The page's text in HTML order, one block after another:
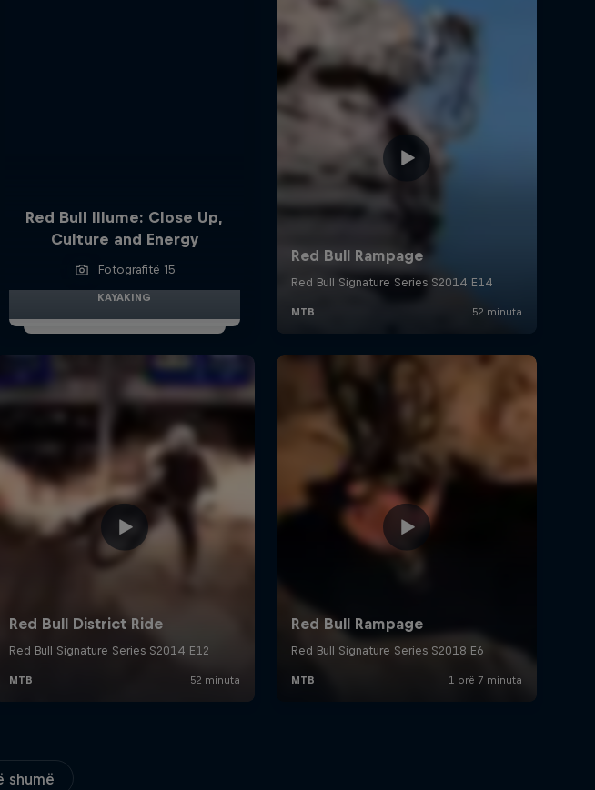
Red Bull Illume: Close Up,
Culture and Energy
Fotografitë 15
KAYAKING
shumë